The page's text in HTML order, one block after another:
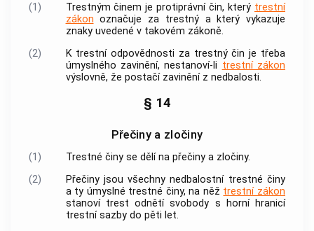
(1) Trestným činem je protiprávní čin, který trestní
zákon označuje za trestný a který vykazuje
znaky uvedené v takovém zákoně.
(2)
K trestní odpovědnosti za trestný čin je třeba
úmyslného zavinění, nestanoví-li trestní zákon
výslovně, že postačí zavinění z nedbalosti.
§ 14
Přečiny a zločiny
(1) Trestné činyse dělí na přečiny a zločiny.
(2)
Přečiny jsou všechny nedbalostní trestné činy
a ty úmyslné trestné činy, na něž trestní zákon
stanoví trest odnětí svobody s horní hranicí
trestní sazby do pěti let.